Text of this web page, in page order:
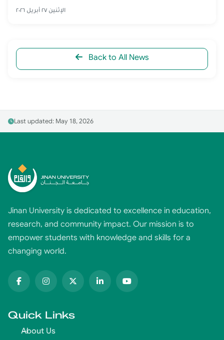
الإثنين ٢٧ أبريل ٢٠٢٦
Back to All News
Last updated: May 18, 2026
Jinan University is dedicated to excellence in education,
research, and community impact. Our mission is to
empower students with knowledge and skills for a
changing world.
Quick Links
About Us